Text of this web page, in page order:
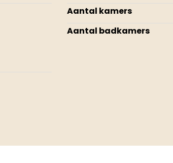
Aantal kamers
Aantal badkamers